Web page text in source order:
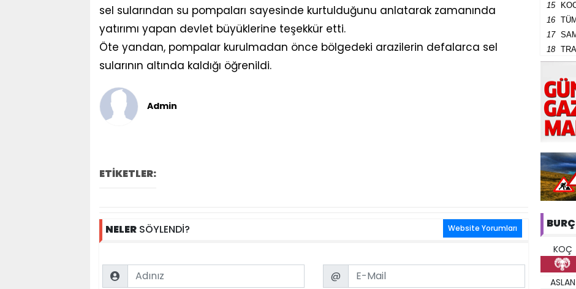
sel sularından su pompaları sayesinde kurtulduğunu anlatarak zamanında
yatırımı yapan devlet büyüklerine teşekkür etti.
Öte yandan, pompalar kurulmadan önce bölgedeki arazilerin defalarca sel
sularının altında kaldığı öğrenildi.
Admin
ETİKETLER:
NELER SÖYLENDİ? Website Yorumları
Name Email
@
15
16
17
18
BURÇ
KOÇ
ASLAN